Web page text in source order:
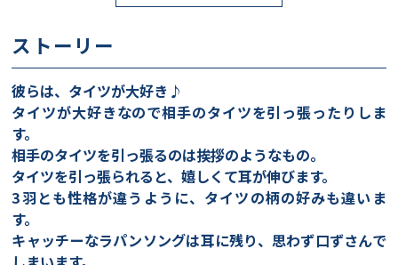
ストーリー
彼らは、タイツが大好き♪
タイツが大好きなので相手のタイツを引っ張ったりしま
す。
相手のタイツを引っ張るのは挨拶のようなもの。
タイツを引っ張られると、嬉しくて耳が伸びます。
3羽とも性格が違うように、タイツの柄の好みも違いま
す。
キャッチーなラパンソングは耳に残り、思わず口ずさんで